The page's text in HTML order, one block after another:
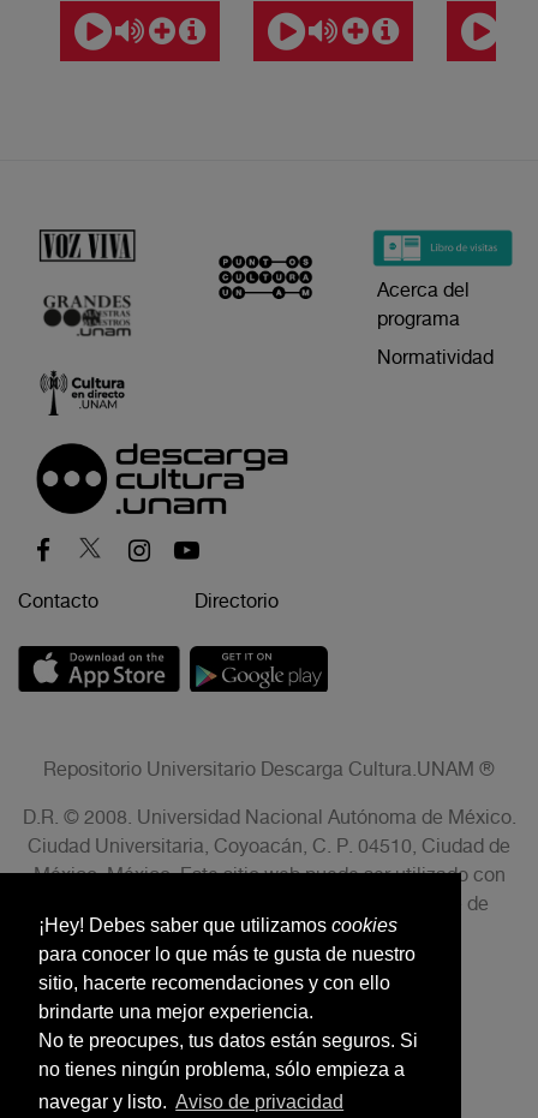
¡Hey! Debes saber que utilizamos cookies
para conocer lo que más te gusta de nuestro
sitio, hacerte recomendaciones y con ello
brindarte una mejor experiencia.
No te preocupes, tus datos están seguros. Si
no tienes ningún problema, sólo empieza a
navegar y listo. Aviso de privacidad
Acerca del
programa
Normatividad
Contacto Directorio
Repositorio Universitario Descarga Cultura.UNAM ®
D.R. © 2008. Universidad Nacional Autónoma de México.
Ciudad Universitaria, Coyoacán, C. P. 04510, Ciudad de
México, México. Este sitio web puede ser utilizado con
fines no lucrativos siempre que se cite la fuente de
conformidad con el AVISO LEGAL.